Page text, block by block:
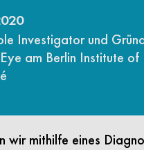
Investigator und
am Berlin Institute
wir mithilfe eines